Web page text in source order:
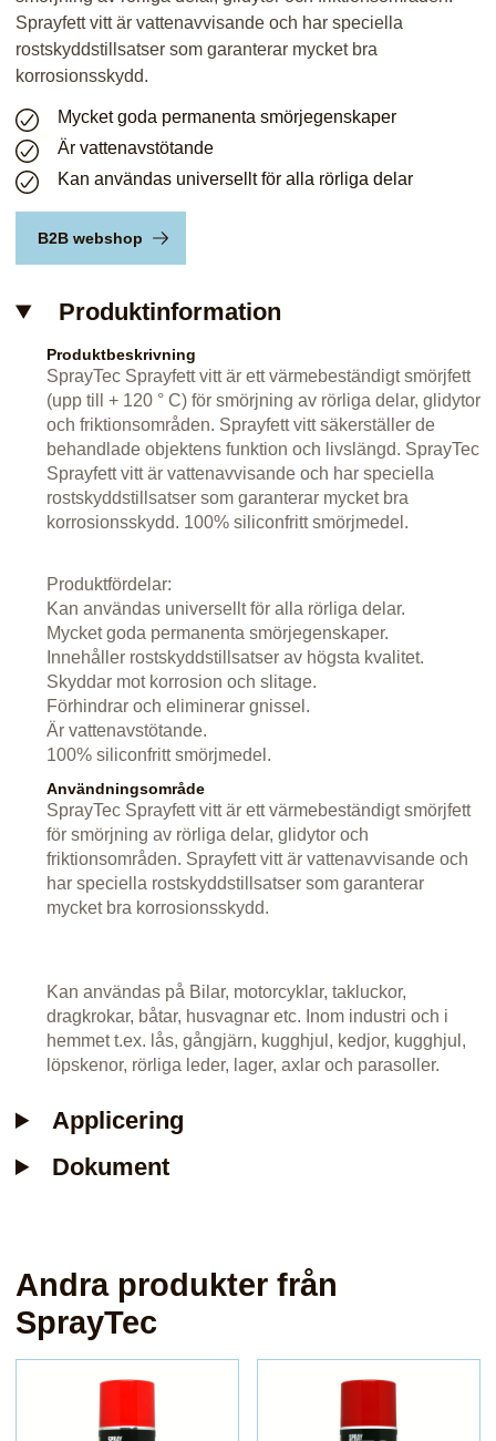
Sprayfett vitt är vattenavvisande och har speciella
rostskyddstillsatser som garanterar mycket bra
korrosionsskydd.
Mycket goda permanenta smörjegenskaper
Är vattenavstötande
Kan användas universellt för alla rörliga delar
B2B webshop
Produktinformation
Produktbeskrivning
SprayTec Sprayfett vitt är ett värmebeständigt smörjfett
(upp till + 120 ° C) för smörjning av rörliga delar, glidytor
och friktionsområden. Sprayfett vitt säkerställer de
behandlade objektens funktion och livslängd. SprayTec
Sprayfett vitt är vattenavvisande och har speciella
rostskyddstillsatser som garanterar mycket bra
korrosionsskydd. 100% siliconfritt smörjmedel.
Produktfördelar:
Kan användas universellt för alla rörliga delar.
Mycket goda permanenta smörjegenskaper.
Innehåller rostskyddstillsatser av högsta kvalitet.
Skyddar mot korrosion och slitage.
Förhindrar och eliminerar gnissel.
Är vattenavstötande.
100% siliconfritt smörjmedel.
Användningsområde
SprayTec Sprayfett vitt är ett värmebeständigt smörjfett
för smörjning av rörliga delar, glidytor och
friktionsområden. Sprayfett vitt är vattenavvisande och
har speciella rostskyddstillsatser som garanterar
mycket bra korrosionsskydd.
Kan användas på Bilar, motorcyklar, takluckor,
dragkrokar, båtar, husvagnar etc. Inom industri och i
hemmet t.ex. lås, gångjärn, kugghjul, kedjor, kugghjul,
löpskenor, rörliga leder, lager, axlar och parasoller.
Applicering
Dokument
Andra produkter från
SprayTec